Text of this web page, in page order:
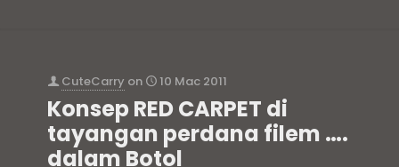
CuteCarry on 10 Mac 2011
Konsep RED CARPET di
tayangan perdana filem ….
dalam Botol